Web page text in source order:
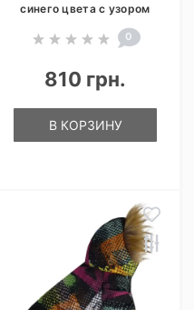
синего цвета с узором
0
810 грн.
В КОРЗИНУ